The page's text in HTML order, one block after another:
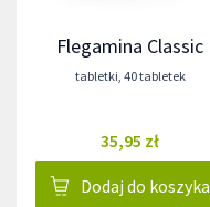
Flegamina Classic
tabletki, 40 tabletek
35,95 zł
Dodaj do koszyka